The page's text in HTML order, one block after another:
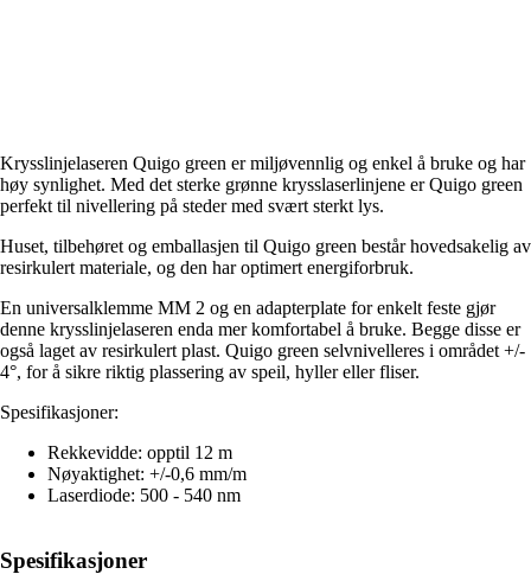
Krysslinjelaseren Quigo green er miljøvennlig og enkel å bruke og har
høy synlighet. Med det sterke grønne krysslaserlinjene er Quigo green
perfekt til nivellering på steder med svært sterkt lys.
Huset, tilbehøret og emballasjen til Quigo green består hovedsakelig av
resirkulert materiale, og den har optimert energiforbruk.
En universalklemme MM 2 og en adapterplate for enkelt feste gjør
denne krysslinjelaseren enda mer komfortabel å bruke. Begge disse er
også laget av resirkulert plast. Quigo green selvnivelleres i området +/-
4°, for å sikre riktig plassering av speil, hyller eller fliser.
Spesifikasjoner:
Rekkevidde: opptil 12 m
Nøyaktighet: +/-0,6 mm/m
Laserdiode: 500 - 540 nm
Spesifikasjoner